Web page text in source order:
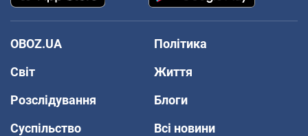
OBOZ.UA
Політика
Світ
Життя
Розслідування
Блоги
Суспільство
Всі новини